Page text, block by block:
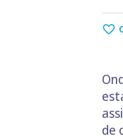
de